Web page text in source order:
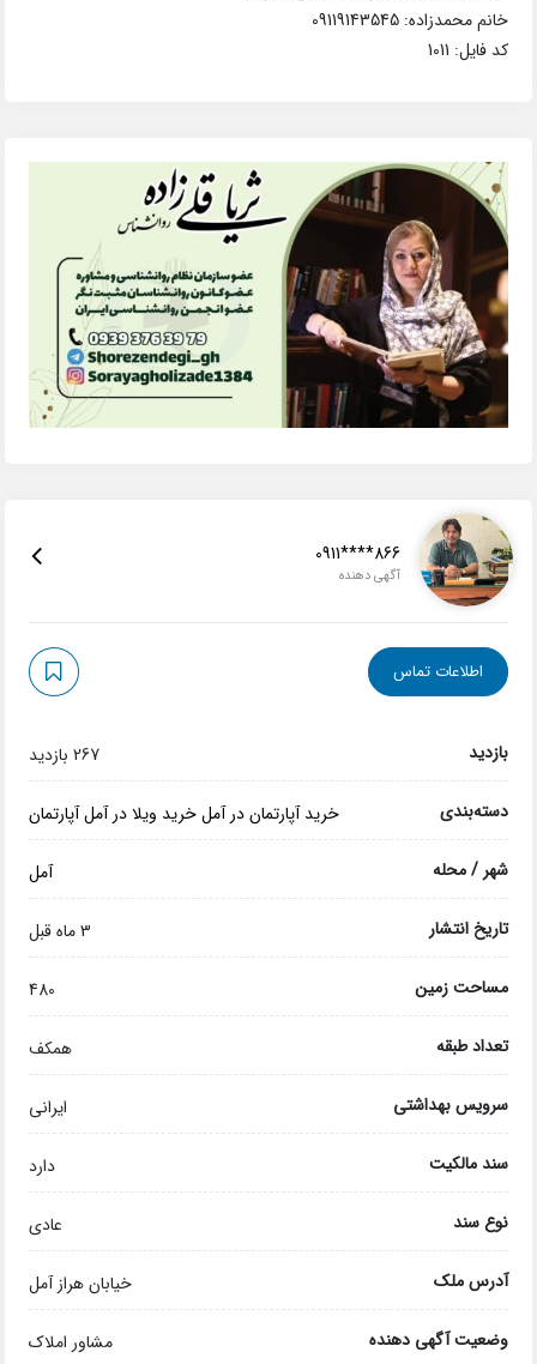
خانم محمدزاده: 09119143545
کد فایل: 1011
0911****866
آگهی دهنده
اطلاعات تماس
بازدید 267 بازدید
دسته‌بندی خرید آپارتمان در آمل خرید ویلا در آملآپارتمان
شهر / محله آمل
تاریخ انتشار 3 ماه قبل
مساحت زمین 480
تعداد طبقه همکف
سرویس بهداشتی ایرانی
سند مالکیت دارد
نوع سند عادی
آدرس ملک خیابان هراز آمل
وضعیت آگهی دهنده مشاور املاک